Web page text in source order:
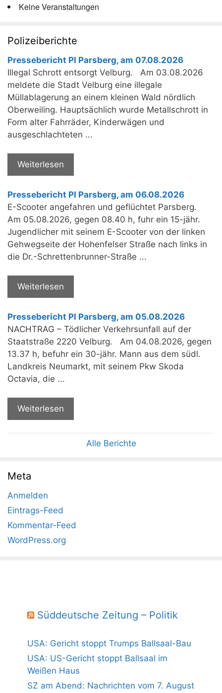
Keine Veranstaltungen
Polizeiberichte
Pressebericht PI Parsberg, am 07.08.2026
Illegal Schrott entsorgt Velburg. Am 03.08.2026
meldete die Stadt Velburg eine illegale
Müllablagerung an einem kleinen Wald nördlich
Oberweiling. Hauptsächlich wurde Metallschrott in
Form alter Fahrräder, Kinderwägen und
ausgeschlachteten ...
Weiterlesen
Pressebericht PI Parsberg, am 06.08.2026
E-Scooter angefahren und geflüchtet Parsberg.
Am 05.08.2026, gegen 08.40 h, fuhr ein 15-jähr.
Jugendlicher mit seinem E-Scooter von der linken
Gehwegseite der Hohenfelser Straße nach links in
die Dr.-Schrettenbrunner-Straße ...
Weiterlesen
Pressebericht PI Parsberg, am 05.08.2026
NACHTRAG – Tödlicher Verkehrsunfall auf der
Staatstraße 2220 Velburg. Am 04.08.2026, gegen
13.37 h, befuhr ein 30-jähr. Mann aus dem südl.
Landkreis Neumarkt, mit seinem Pkw Skoda
Octavia, die ...
Weiterlesen
Alle Berichte
Meta
Anmelden
Eintrags-Feed
Kommentar-Feed
WordPress.org
Süddeutsche Zeitung – Politik
USA: Gericht stoppt Trumps Ballsaal-Bau
USA: US-Gericht stoppt Ballsaal im
Weißen Haus
SZ am Abend: Nachrichten vom 7. August